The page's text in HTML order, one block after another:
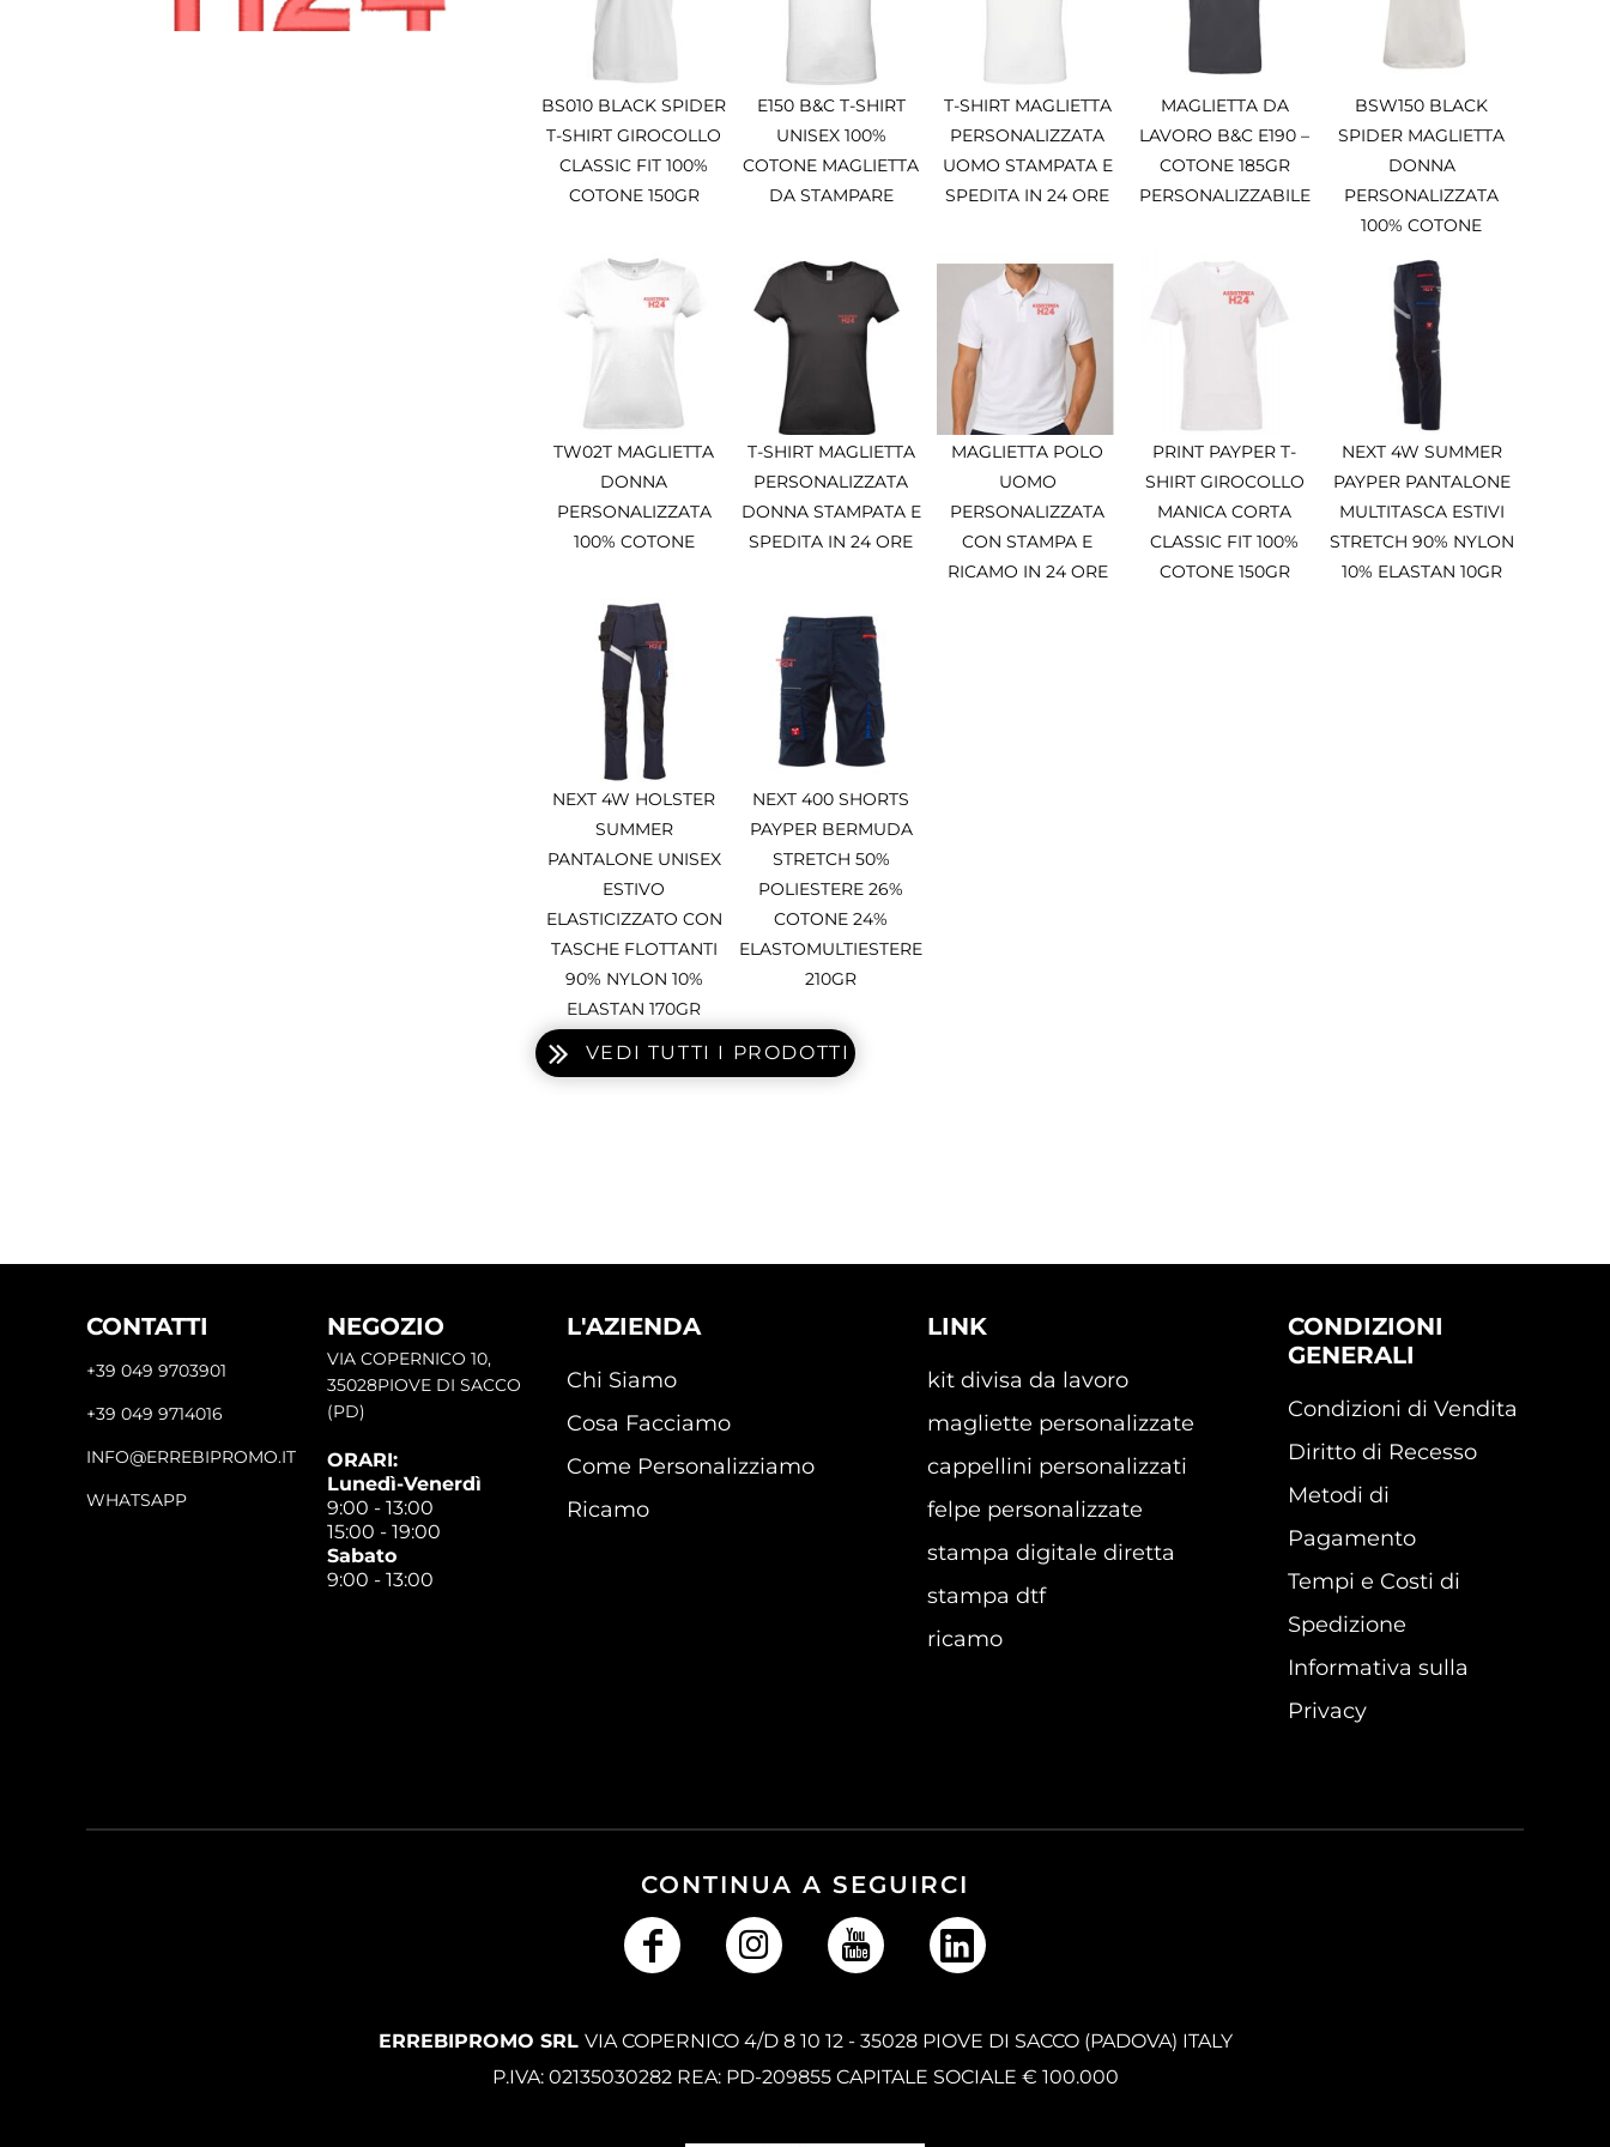
BS010 BLACK SPIDER
T-SHIRT GIROCOLLO
CLASSIC FIT 100%
COTONE 150GR
E150 B&C T-SHIRT
UNISEX 100%
COTONE MAGLIETTA
DA STAMPARE
T-SHIRT MAGLIETTA
PERSONALIZZATA
UOMO STAMPATA E
SPEDITA IN 24 ORE
MAGLIETTA DA
LAVORO B&C E190 –
COTONE 185GR
PERSONALIZZABILE
BSW150 BLACK
SPIDER MAGLIETTA
DONNA
PERSONALIZZATA
100% COTONE
TW02T MAGLIETTA
DONNA
PERSONALIZZATA
100% COTONE
T-SHIRT MAGLIETTA
PERSONALIZZATA
DONNA STAMPATA E
SPEDITA IN 24 ORE
MAGLIETTA POLO
UOMO
PERSONALIZZATA
CON STAMPA E
RICAMO IN 24 ORE
PRINT PAYPER T-
SHIRT GIROCOLLO
MANICA CORTA
CLASSIC FIT 100%
COTONE 150GR
NEXT 4W SUMMER
PAYPER PANTALONE
MULTITASCA ESTIVI
STRETCH 90% NYLON
10% ELASTAN 10GR
NEXT 4W HOLSTER
SUMMER
PANTALONE UNISEX
ESTIVO
ELASTICIZZATO CON
TASCHE FLOTTANTI
90% NYLON 10%
ELASTAN 170GR
NEXT 400 SHORTS
PAYPER BERMUDA
STRETCH 50%
POLIESTERE 26%
COTONE 24%
ELASTOMULTIESTERE
210GR
VEDI TUTTI I PRODOTTI
CONTATTI
+39 049 9703901
+39 049 9714016
INFO@ERREBIPROMO.IT
WHATSAPP
NEGOZIO
VIA COPERNICO 10,
35028PIOVE DI SACCO
(PD)
ORARI:
Lunedì-Venerdì
9:00 - 13:00
15:00 - 19:00
Sabato
9:00 - 13:00
L'AZIENDA
Chi Siamo
Cosa Facciamo
Come Personalizziamo
Ricamo
LINK
kit divisa da lavoro
magliette personalizzate
cappellini personalizzati
felpe personalizzate
stampa digitale diretta
stampa dtf
ricamo
CONDIZIONI
GENERALI
Condizioni di Vendita
Diritto di Recesso
Metodi di
Pagamento
Tempi e Costi di
Spedizione
Informativa sulla
Privacy
CONTINUA A SEGUIRCI
ERREBIPROMO SRL VIA COPERNICO 4/D 8 10 12 - 35028 PIOVE DI SACCO (PADOVA) ITALY
P.IVA: 02135030282 REA: PD-209855 CAPITALE SOCIALE € 100.000